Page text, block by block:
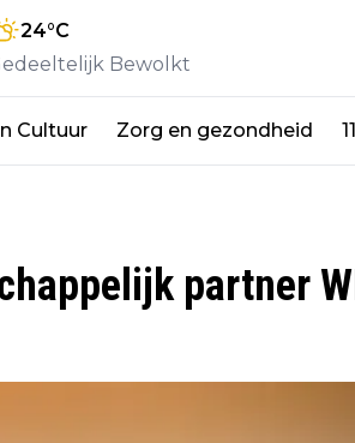
24°C
Bewolkt
Cultuur Zorg en gezondheid
partner